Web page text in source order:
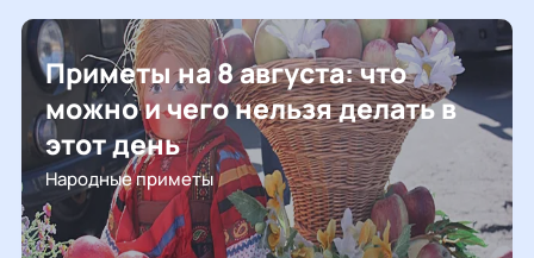
Приметы на 8 августа: что
можно и чего нельзя делать в
этот день
Народные приметы